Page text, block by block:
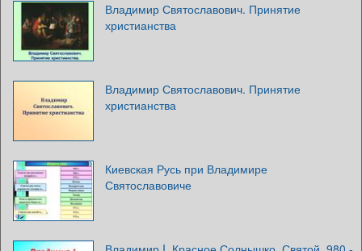
Владимир Святославович. Принятие
христианства
Владимир Святославович. Принятие
христианства
Киевская Русь при Владимире
Святославовиче